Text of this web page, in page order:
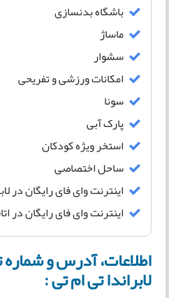
باشگاه بدنسازی
ماساژ
سشوار
امکانات ورزشی و تفریحی
سونا
پارک آبی
استخر ویژه کودکان
ساحل اختصاصی
اینترنت وای فای رایگان در
اینترنت وای فای رایگان در
اطلاعات، آدرس و
لابراندا تی ام تی :